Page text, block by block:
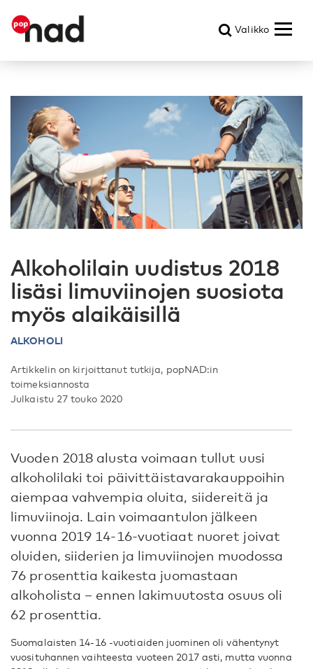
Valikko
Alkoholilain uudistus 2018
lisäsi limuviinojen suosiota
myös alaikäisillä
ALKOHOLI
Artikkelin on kirjoittanut tutkija, popNAD:in
toimeksiannosta
Julkaistu 27 touko 2020
Vuoden 2018 alusta voimaan tullut uusi
alkoholilaki toi päivittäistavarakauppoihin
aiempaa vahvempia oluita, siidereitä ja
limuviinoja. Lain voimaantulon jälkeen
vuonna 2019 14-16-vuotiaat nuoret joivat
oluiden, siiderien ja limuviinojen muodossa
76 prosenttia kaikesta juomastaan
alkoholista – ennen lakimuutosta osuus oli
62 prosenttia.
Suomalaisten 14-16 -vuotiaiden juominen oli vähentynyt
vuosituhannen vaihteesta vuoteen 2017 asti, mutta vuonna